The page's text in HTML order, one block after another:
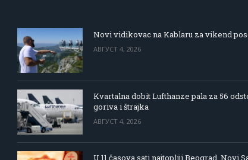
Novi vidikovac na Kablaru za vikend
АВГУСТ 4, 2026
Kvartalna dobit Lufthanze pala za 56
goriva i štrajka
АВГУСТ 4, 2026
U 11 časova sati najtopliji Beograd, Novi